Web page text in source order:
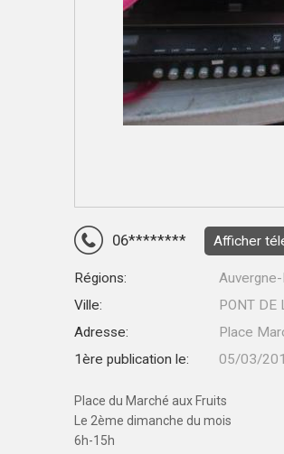
06******** Afficher
Régions:
Ville:
PONT DE
Adresse:
Place
1ère publication le:
05/03/
Place du Marché aux Fruits
Le 2ème dimanche du mois
6h-15h